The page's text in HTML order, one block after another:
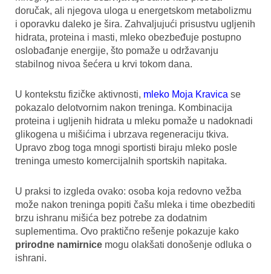
doručak, ali njegova uloga u energetskom metabolizmu
i oporavku daleko je šira. Zahvaljujući prisustvu ugljenih
hidrata, proteina i masti, mleko obezbeđuje postupno
oslobađanje energije, što pomaže u održavanju
stabilnog nivoa šećera u krvi tokom dana.
U kontekstu fizičke aktivnosti, mleko Moja Kravica se
pokazalo delotvornim nakon treninga. Kombinacija
proteina i ugljenih hidrata u mleku pomaže u nadoknadi
glikogena u mišićima i ubrzava regeneraciju tkiva.
Upravo zbog toga mnogi sportisti biraju mleko posle
treninga umesto komercijalnih sportskih napitaka.
U praksi to izgleda ovako: osoba koja redovno vežba
može nakon treninga popiti čašu mleka i time obezbediti
brzu ishranu mišića bez potrebe za dodatnim
suplementima. Ovo praktično rešenje pokazuje kako
prirodne namirnice mogu olakšati donošenje odluka o
ishrani.